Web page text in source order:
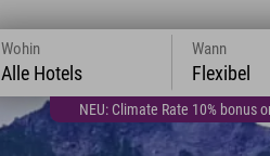
NEU: Climate Rate 10% bonus
Wohin
Alle Hotels
Wann
Flexibel